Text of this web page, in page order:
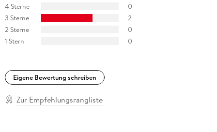
4 Sterne
0
3 Sterne
2
2 Sterne
0
1 Stern
0
Eigene Bewertung schreiben
Zur Empfehlungsrangliste